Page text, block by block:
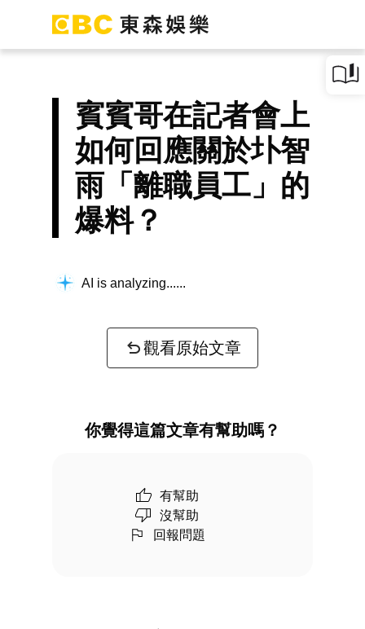
賓賓哥在記者會上
如何回應關於圤智
雨「離職員工」的
爆料？
AI is analyzing...
觀看原始文章
你覺得這篇文章有幫助嗎？
有幫助
沒幫助
回報問題